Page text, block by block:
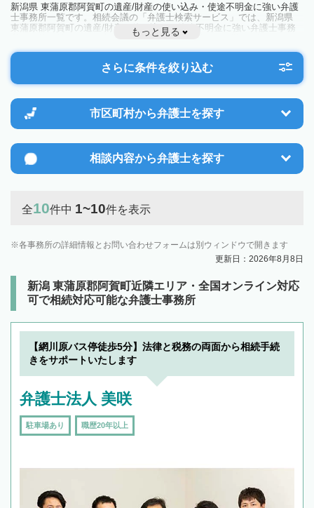
新潟県 東蒲原郡阿賀町の遺産/財産の使い込み・使途不明金に強い弁護
士事務所一覧です。相続会議の「弁護士検索サービス」では、新潟県
東蒲原郡阿賀町の遺産/財産の使い込み・使途不明金に強い弁護士事務
所を一覧で見ることが出来ます。相続のトラブルやお悩みを抱えている
方は一度近隣の弁護士に相談してみましょう。
もっと見る
さらに条件を絞り込む
市区町村から弁護士を探す
相談内容から弁護士を探す
全10件中 1~10件を表示
各事務所の詳細情報とお問い合わせフォームは別ウィンドウで開きます
更新日：2026年8月8日
新潟 東蒲原郡阿賀町近隣エリア・全国オンライン対応
可で相続対応可能な弁護士事務所
【網川原バス停徒歩5分】法律と税務の両面から相続手続
きをサポートいたします
弁護士法人 美咲
駐車場あり 職歴20年以上